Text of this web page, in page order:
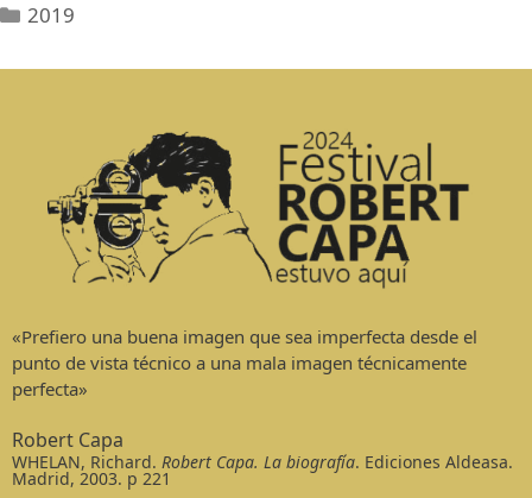
2019
«Prefiero una buena imagen que sea imperfecta desde el
punto de vista técnico a una mala imagen técnicamente
perfecta»
Robert Capa
WHELAN, Richard. Robert Capa. La biografía. Ediciones Aldeasa.
Madrid, 2003. p 221